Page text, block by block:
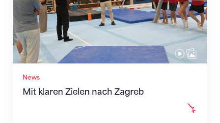
News
Mit klaren Zielen nach Zagreb